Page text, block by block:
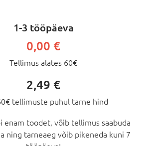
1-3 tööpäeva
0,00 €
Tellimus alates 60€
2,49 €
tellimuste puhul tarne hind
enam toodet, võib tellimus saabuda
ning tarneaeg võib pikeneda kuni 7